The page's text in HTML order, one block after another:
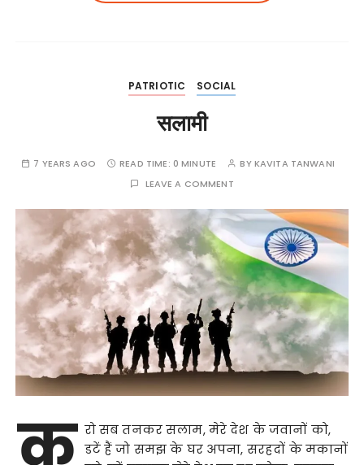
PATRIOTIC SOCIAL
सलामी
7 YEARS AGO READ TIME: 0 MINUTE BYKAVITA TANWANI
LEAVE A COMMENT
क रो सब तनकर सलाम, मेरे देश के जवानों को,
डटें हैं जो समझ के घर अपना, सरहदों के मकानों